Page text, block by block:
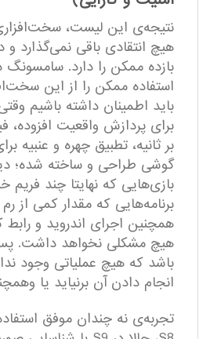
نتیجه‌ی این لیست،
هیچ انتقادی باقی نمی‌گذارد و
بازده ممکن را دارد. سامسونگ
استفاده ممکن را از این
باید اطمینان داشته باشیم
بر ثانیه، تطبیق چهره و عنبیه
گوشی طراحی و ساخته شده؛
بازی‌هایی که نهایتا چند فریم
برنامه‌هایی که مقدار کمی از
همچنین اجرای اندروید و
هیچ مشکلی نخواهد داشت.
انجام دادن آن برنیاید یا
تجربه‌ی نه چندان موفق